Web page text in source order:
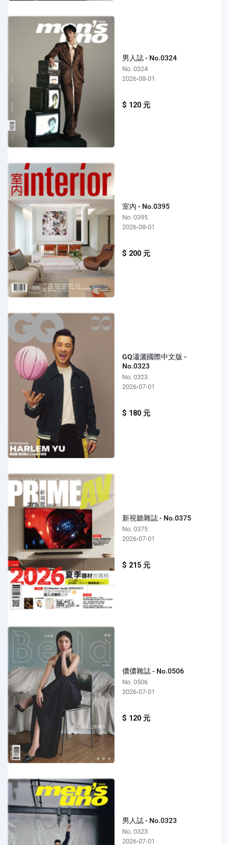
男人誌 - No.0324
No. 0324
2026-08-01
$ 120 元
室內 - No.0395
No. 0395
2026-08-01
$ 200 元
GQ瀟灑國際中文版 -
No.0323
No. 0323
2026-07-01
$ 180 元
新視聽雜誌 - No.0375
No. 0375
2026-07-01
$ 215 元
儂儂雜誌 - No.0506
No. 0506
2026-07-01
$ 120 元
男人誌 - No.0323
No. 0323
2026-07-01